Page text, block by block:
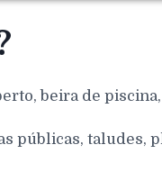
beira de
públicas, taludes,